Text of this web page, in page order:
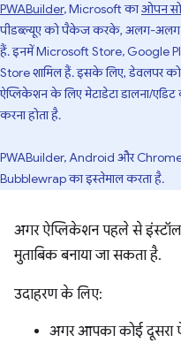
PWABuilder, Microsoft काओपन
पीडब्ल्यूए को पैकेज करके, अलग-अलग
हैं. इनमें Microsoft Store, Google
Store शामिल हैं. इसके लिए, डेवलपर को
ऐप्लिकेशन के लिए मेटाडेटा डालना/
करना होता है.
PWABuilder, Android और
Bubblewrap का इस्तेमाल करता है.
अगर ऐप्लिकेशन पहले से
मुताबिक बनाया जा सकता है.
उदाहरण के लिए:
अगर आपका कोई दूसरा